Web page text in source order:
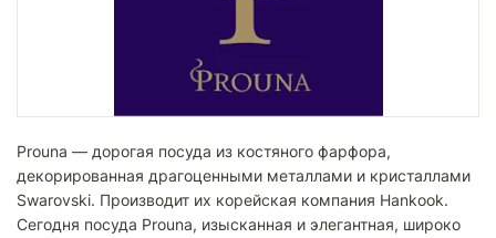
Prouna — дорогая посуда из костяного фарфора,
декорированная драгоценными металлами и кристаллами
Swarovski. Производит их корейская компания Hankook.
Сегодня посуда Prouna, изысканная и элегантная, широко